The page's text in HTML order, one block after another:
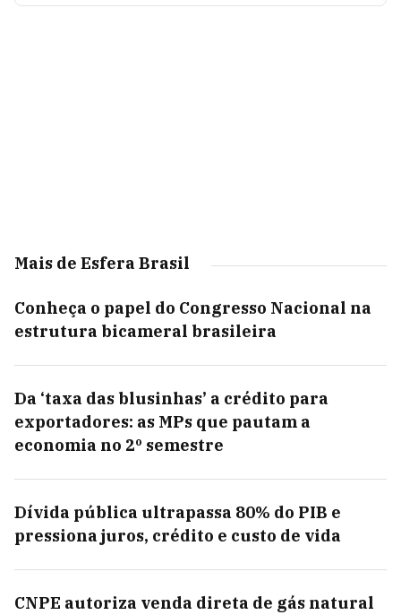
Mais de Esfera Brasil
Conheça o papel do Congresso Nacional na
estrutura bicameral brasileira
Da ‘taxa das blusinhas’ a crédito para
exportadores: as MPs que pautam a
economia no 2º semestre
Dívida pública ultrapassa 80% do PIB e
pressiona juros, crédito e custo de vida
CNPE autoriza venda direta de gás natural